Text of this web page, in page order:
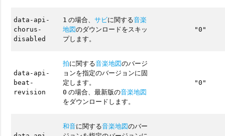
data-api-
chorus-
disabled
1 の場合、サビに関する音楽
地図のダウンロードをスキッ
プします。
"0"
data-api-
beat-
revision
拍に関する音楽地図のバージ
ョンを指定のバージョンに固
定します。
0 の場合、最新版の音楽地図
をダウンロードします。
"0"
和音に関する音楽地図のバー